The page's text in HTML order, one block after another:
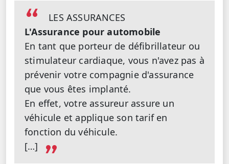
LES ASSURANCES
L'Assurance pour automobile
En tant que porteur de défibrillateur ou
stimulateur cardiaque, vous n'avez pas à
prévenir votre compagnie d'assurance
que vous êtes implanté.
En effet, votre assureur assure un
véhicule et applique son tarif en
fonction du véhicule.
[…]